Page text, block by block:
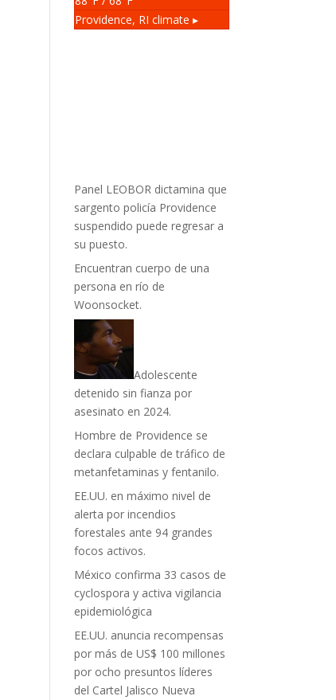
Providence, RI climate ▸
Panel LEOBOR dictamina que
sargento policía Providence
suspendido puede regresar a
su puesto.
Encuentran cuerpo de una
persona en río de
Woonsocket.
Adolescente
detenido sin fianza por
asesinato en 2024.
Hombre de Providence se
declara culpable de tráfico de
metanfetaminas y fentanilo.
EE.UU. en máximo nivel de
alerta por incendios
forestales ante 94 grandes
focos activos.
México confirma 33 casos de
cyclospora y activa vigilancia
epidemiológica
EE.UU. anuncia recompensas
por más de US$ 100 millones
por ocho presuntos líderes
del Cartel Jalisco Nueva